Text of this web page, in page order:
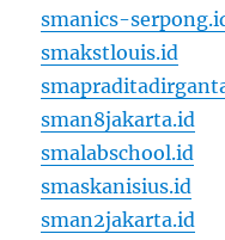
smanics-
smakstlouis.id
sman8jakarta.id
smalabschool.id
smaskanisius.id
sman2jakarta.id